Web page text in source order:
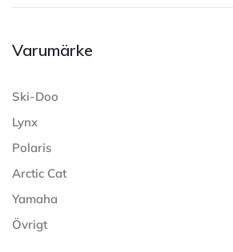
Varumärke
Ski-Doo
Lynx
Polaris
Arctic Cat
Yamaha
Övrigt